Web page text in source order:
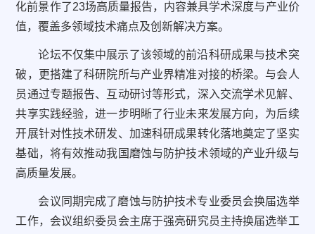
化前景作了23场高质量报告，内容兼具学术深度与产业价
值，覆盖多领域技术痛点及创新解决方案。
论坛不仅集中展示了该领域的前沿科研成果与技术突
破，更搭建了科研院所与产业界精准对接的桥梁。与会人
员通过专题报告、互动研讨等形式，深入交流学术见解、
共享实践经验，进一步明晰了行业未来发展方向，为后续
开展针对性技术研发、加速科研成果转化落地奠定了坚实
基础，将有效推动我国磨蚀与防护技术领域的产业升级与
高质量发展。
会议同期完成了磨蚀与防护技术专业委员会换届选举
工作，会议组织委员会主席于强亮研究员主持换届选举工